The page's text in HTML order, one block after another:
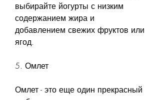
выбирайте йогурты с низким
содержанием жира и
добавлением свежих фруктов или
ягод.
5. Омлет
Омлет - это еще один прекрасный